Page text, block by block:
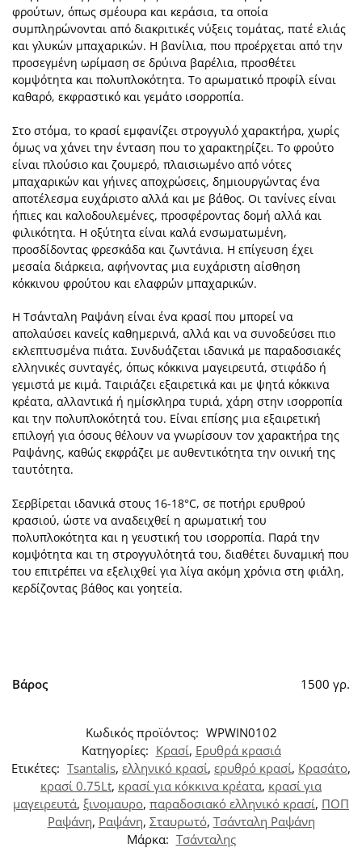
φρούτων, όπως σμέουρα και κεράσια, τα οποία
συμπληρώνονται από διακριτικές νύξεις τομάτας, πατέ ελιάς
και γλυκών μπαχαρικών. Η βανίλια, που προέρχεται από την
προσεγμένη ωρίμαση σε δρύινα βαρέλια, προσθέτει
κομψότητα και πολυπλοκότητα. Το αρωματικό προφίλ είναι
καθαρό, εκφραστικό και γεμάτο ισορροπία.
Στο στόμα, το κρασί εμφανίζει στρογγυλό χαρακτήρα, χωρίς
όμως να χάνει την ένταση που το χαρακτηρίζει. Το φρούτο
είναι πλούσιο και ζουμερό, πλαισιωμένο από νότες
μπαχαρικών και γήινες αποχρώσεις, δημιουργώντας ένα
αποτέλεσμα ευχάριστο αλλά και με βάθος. Οι τανίνες είναι
ήπιες και καλοδουλεμένες, προσφέροντας δομή αλλά και
φιλικότητα. Η οξύτητα είναι καλά ενσωματωμένη,
προσδίδοντας φρεσκάδα και ζωντάνια. Η επίγευση έχει
μεσαία διάρκεια, αφήνοντας μια ευχάριστη αίσθηση
κόκκινου φρούτου και ελαφρών μπαχαρικών.
Η Τσάνταλη Ραψάνη είναι ένα κρασί που μπορεί να
απολαύσει κανείς καθημερινά, αλλά και να συνοδεύσει πιο
εκλεπτυσμένα πιάτα. Συνδυάζεται ιδανικά με παραδοσιακές
ελληνικές συνταγές, όπως κόκκινα μαγειρευτά, στιφάδο ή
γεμιστά με κιμά. Ταιριάζει εξαιρετικά και με ψητά κόκκινα
κρέατα, αλλαντικά ή ημίσκληρα τυριά, χάρη στην ισορροπία
και την πολυπλοκότητά του. Είναι επίσης μια εξαιρετική
επιλογή για όσους θέλουν να γνωρίσουν τον χαρακτήρα της
Ραψάνης, καθώς εκφράζει με αυθεντικότητα την οινική της
ταυτότητα.
Σερβίρεται ιδανικά στους 16-18°C, σε ποτήρι ερυθρού
κρασιού, ώστε να αναδειχθεί η αρωματική του
πολυπλοκότητα και η γευστική του ισορροπία. Παρά την
κομψότητα και τη στρογγυλότητά του, διαθέτει δυναμική που
του επιτρέπει να εξελιχθεί για λίγα ακόμη χρόνια στη φιάλη,
κερδίζοντας βάθος και γοητεία.
Βάρος 1500 γρ.
Κωδικός προϊόντος: WPWIN0102
Κατηγορίες: Κρασί, Ερυθρά κρασιά
Ετικέτες: Tsantalis, ελληνικό κρασί, ερυθρό κρασί, Κρασάτο,
κρασί 0.75Lt, κρασί για κόκκινα κρέατα, κρασί για
μαγειρευτά, ξινομαυρο, παραδοσιακό ελληνικό κρασί, ΠΟΠ
Ραψάνη, Ραψάνη, Σταυρωτό, Τσάνταλη Ραψάνη
Μάρκα: Τσάνταλης